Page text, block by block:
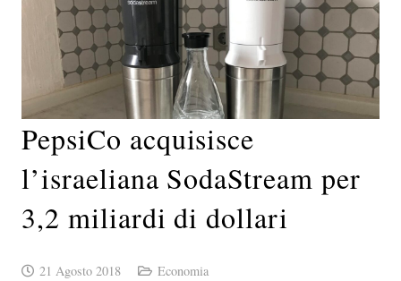
PepsiCo acquisisce
l’israeliana SodaStream per
3,2 miliardi di dollari
21 Agosto 2018 Economia